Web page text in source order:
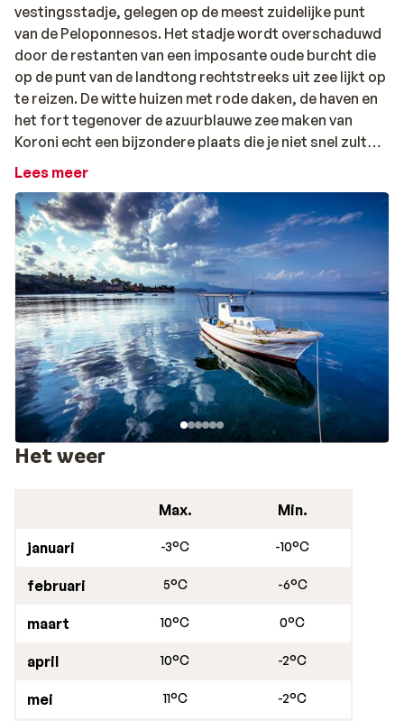
vestingsstadje, gelegen op de meest zuidelijke punt
van de Peloponnesos. Het stadje wordt overschaduwd
door de restanten van een imposante oude burcht die
op de punt van de landtong rechtstreeks uit zee lijkt op
te reizen. De witte huizen met rode daken, de haven en
het fort tegenover de azuurblauwe zee maken van
Koroni echt een bijzondere plaats die je niet snel zult
vergeten. Langs de kade van de haven bevinden zich een
direct aan het water liggen.
Het binnenland rondom Koroni is heuvelachtig en erg
rijk aan olijfboom- en wijngaarden. Aan de andere kant
van de landtong met de burcht ligt op loopafstand het
1,5 km lange "Zanga-strand". Vanaf dit zandstrand
worden verschillende watersporten aangeboden.
Lees meer
Het weer
Max. Min.
januari -3°C -10°C
februari 5°C -6°C
maart 10°C 0°C
april 10°C -2°C
mei 11°C -2°C